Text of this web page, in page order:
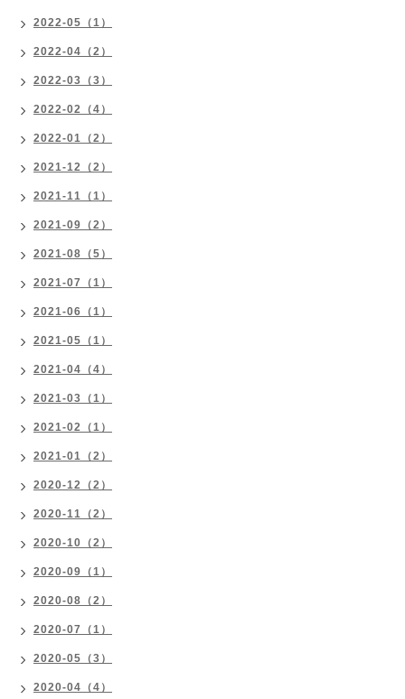
2022-05（1）
2022-04（2）
2022-03（3）
2022-02（4）
2022-01（2）
2021-12（2）
2021-11（1）
2021-09（2）
2021-08（5）
2021-07（1）
2021-06（1）
2021-05（1）
2021-04（4）
2021-03（1）
2021-02（1）
2021-01（2）
2020-12（2）
2020-11（2）
2020-10（2）
2020-09（1）
2020-08（2）
2020-07（1）
2020-05（3）
2020-04（4）